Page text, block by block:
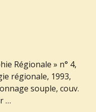
Régionale » n° 4,
régionale, 1993,
souple, couv.
…